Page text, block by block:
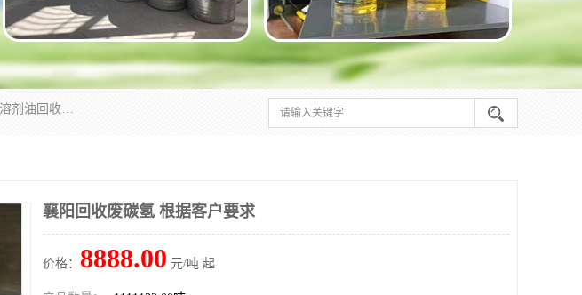
东莞市大岭山莞峰清洗剂经营部拥有的回收加工设备，大量废油回收、废清洗剂回收、废溶剂油回收、机械废油废清洗剂回收、废碳氢回收、碳氢液压油回收、碳氢二氯回收等废清洗剂处理；我们只是提供废旧化工原料的循环使用存放点，执行正规的存放，有正规的回收资质处理。同时我们公司批发零售回收级清洗剂，脱模油再生基础油，质量保证。
襄阳回收废碳氢 根据客户要求
价格： 8888.00 元/吨 起